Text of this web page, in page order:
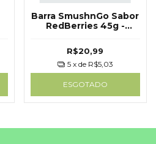
Barra SmushnGo Sabor
RedBerries 45g -
R$20,99
5 x de R$5,03
ESGOTADO